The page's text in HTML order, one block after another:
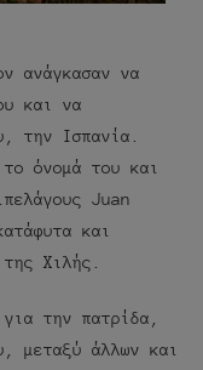
ανάγκασαν να
και να
την Ισπανία.
όνομά του και
Juan
και
Χιλής.
την πατρίδα,
μεταξύ άλλων και